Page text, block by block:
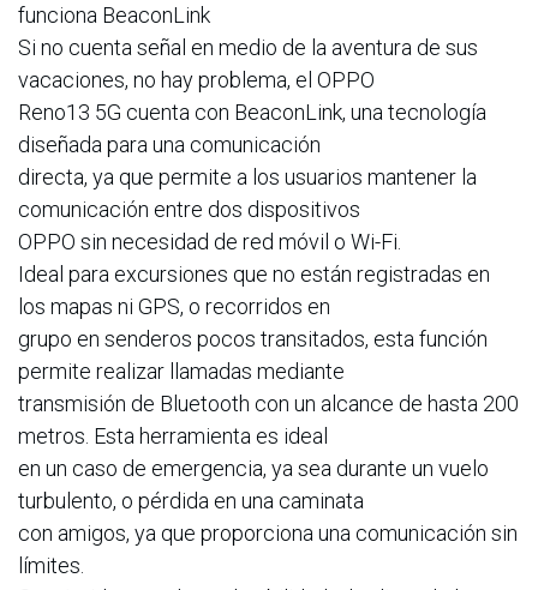
funciona BeaconLink
Si no cuenta señal en medio de la aventura de sus
vacaciones, no hay problema, el OPPO
Reno13 5G cuenta con BeaconLink, una tecnología
diseñada para una comunicación
directa, ya que permite a los usuarios mantener la
comunicación entre dos dispositivos
OPPO sin necesidad de red móvil o Wi-Fi.
Ideal para excursiones que no están registradas en
los mapas ni GPS, o recorridos en
grupo en senderos pocos transitados, esta función
permite realizar llamadas mediante
transmisión de Bluetooth con un alcance de hasta 200
metros. Esta herramienta es ideal
en un caso de emergencia, ya sea durante un vuelo
turbulento, o pérdida en una caminata
con amigos, ya que proporciona una comunicación sin
límites.